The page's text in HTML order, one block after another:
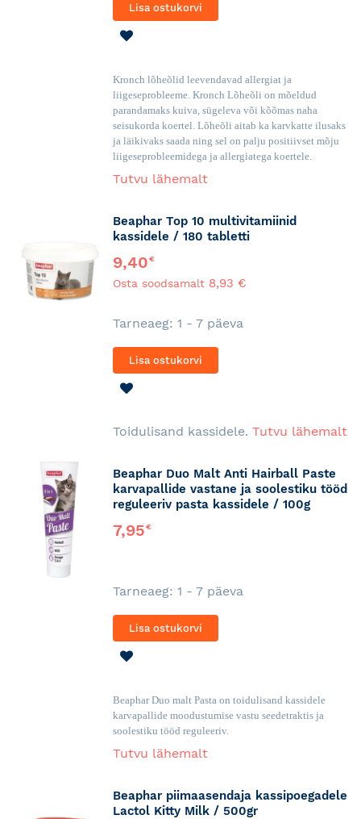
Lisa ostukorvi
Kronch lõheõlid leevendavad allergiat ja
liigeseprobleeme. Kronch Lõheõli on mõeldud
parandamaks kuiva, sügeleva või kõõmas naha
seisukorda koertel. Lõheõli aitab ka karvkatte ilusaks
ja läikivaks saada ning sel on palju positiivset mõju
liigeseprobleemidega ja allergiatega koertele.
Tutvu lähemalt
Beaphar Top 10 multivitamiinid
kassidele / 180 tabletti
9,40€
Osta soodsamalt 8,93 €
Tarneaeg: 1 - 7 päeva
Lisa ostukorvi
Toidulisand kassidele. Tutvu lähemalt
Beaphar Duo Malt Anti Hairball Paste
karvapallide vastane ja soolestiku tööd
reguleeriv pasta kassidele / 100g
7,95€
Tarneaeg: 1 - 7 päeva
Lisa ostukorvi
Beaphar Duo malt Pasta on toidulisand kassidele
karvapallide moodustumise vastu seedetraktis ja
soolestiku tööd reguleeriv.
Tutvu lähemalt
Beaphar piimaasendaja kassipoegadele
Lactol Kitty Milk / 500gr